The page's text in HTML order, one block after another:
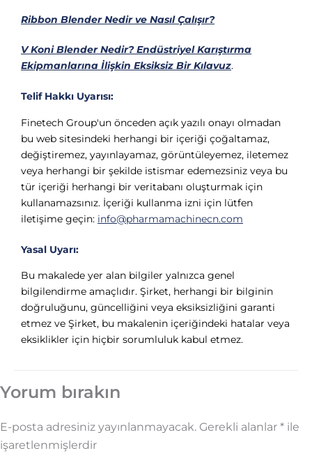
Ribbon Blender Nedir ve Nasıl Çalışır?
V Koni Blender Nedir? Endüstriyel Karıştırma
Ekipmanlarına İlişkin Eksiksiz Bir Kılavuz.
Telif Hakkı Uyarısı:
Finetech Group'un önceden açık yazılı onayı olmadan
bu web sitesindeki herhangi bir içeriği çoğaltamaz,
değiştiremez, yayınlayamaz, görüntüleyemez, iletemez
veya herhangi bir şekilde istismar edemezsiniz veya bu
tür içeriği herhangi bir veritabanı oluşturmak için
kullanamazsınız. İçeriği kullanma izni için lütfen
iletişime geçin: info@pharmamachinecn.com
Yasal Uyarı:
Bu makalede yer alan bilgiler yalnızca genel
bilgilendirme amaçlıdır. Şirket, herhangi bir bilginin
doğruluğunu, güncelliğini veya eksiksizliğini garanti
etmez ve Şirket, bu makalenin içeriğindeki hatalar veya
eksiklikler için hiçbir sorumluluk kabul etmez.
Yorum bırakın
E-posta adresiniz yayınlanmayacak. Gerekli alanlar * ile
işaretlenmişlerdir